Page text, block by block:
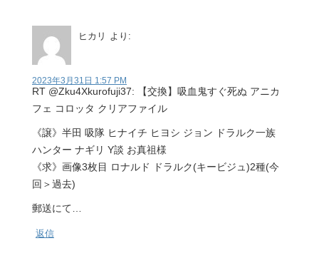
ヒカリ より:
2023年3月31日 1:57 PM
RT @Zku4Xkurofuji37: 【交換】吸血鬼すぐ死ぬ アニカ
フェ コロッタ クリアファイル
《譲》半田 吸隊 ヒナイチ ヒヨシ ジョン ドラルク一族
ハンター ナギリ Y談 お真祖様
《求》画像3枚目 ロナルド ドラルク(キービジュ)2種(今
回＞過去)
郵送にて…
返信